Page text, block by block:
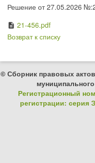
Решение от 27.05.2026
description 21-456.pdf
Возврат к списку
© Сборник правовых
Регистрационный
регистрации: серия